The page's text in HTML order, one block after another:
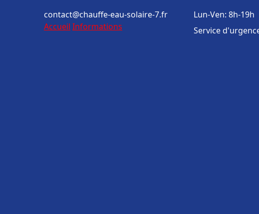
contact@chauffe-eau-solaire-7.fr
Accueil Informations
Lun-Ven: 8h-19h
Service